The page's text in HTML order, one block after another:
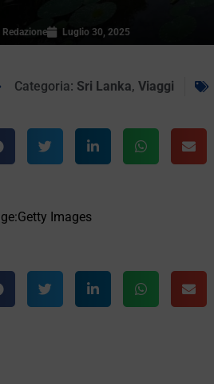
Redazione Luglio 30, 2025
Categoria: Sri Lanka, Viaggi
Images